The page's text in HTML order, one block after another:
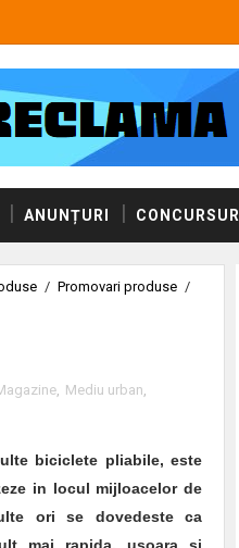
ANUNȚURI CONCURSURI
/ Promovari produse /
, Mediu urban,
biciclete pliabile, este
in locul mijloacelor de
ori se dovedeste ca